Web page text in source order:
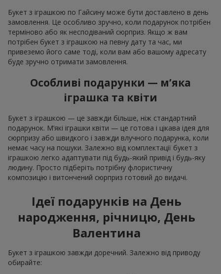
Букет з іграшкою по Гайсину може бути доставлено в день
замовлення. Це особливо зручно, коли подарунок потрібен
терміново або як несподіваний сюрприз. Якщо ж вам
потрібен букет з іграшкою на певну дату та час, ми
привеземо його саме тоді, коли вам або вашому адресату
буде зручно отримати замовлення.
Особливі подарунки — м’яка
іграшка та квіти
Букет з іграшкою — це завжди більше, ніж стандартний
подарунок. М’які іграшки квіти — це готова і цікава ідея для
сюрпризу або швидкого і завжди влучного подарунка, коли
немає часу на пошуки. Залежно від комплектації букет з
іграшкою легко адаптувати під будь-який привід і будь-яку
людину. Просто підберіть потрібну флористичну
композицію і витончений сюрприз готовий до видачі.
Ідеї подарунків на День
народження, річницю, День
Валентина
Букет з іграшкою завжди доречний. Залежно від приводу
обирайте: